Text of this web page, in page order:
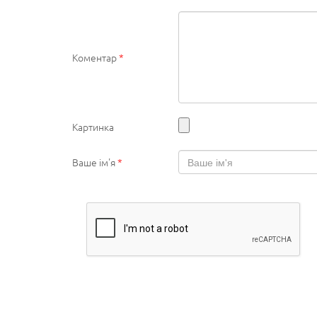
Коментар*
Картинка
Ваше ім'я*